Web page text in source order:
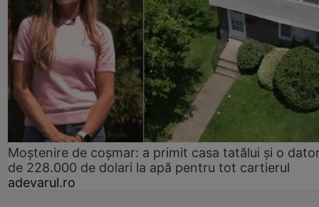
Moștenire de coșmar: a primit casa tatălui și o
de 228.000 de dolari la apă pentru tot cartierul
adevarul.ro